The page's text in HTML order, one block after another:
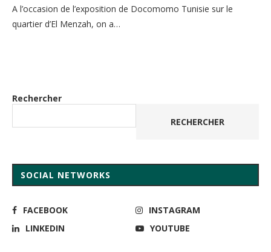
A l’occasion de l’exposition de Docomomo Tunisie sur le
quartier d’El Menzah, on a…
Rechercher
RECHERCHER
SOCIAL NETWORKS
FACEBOOK
INSTAGRAM
LINKEDIN
YOUTUBE